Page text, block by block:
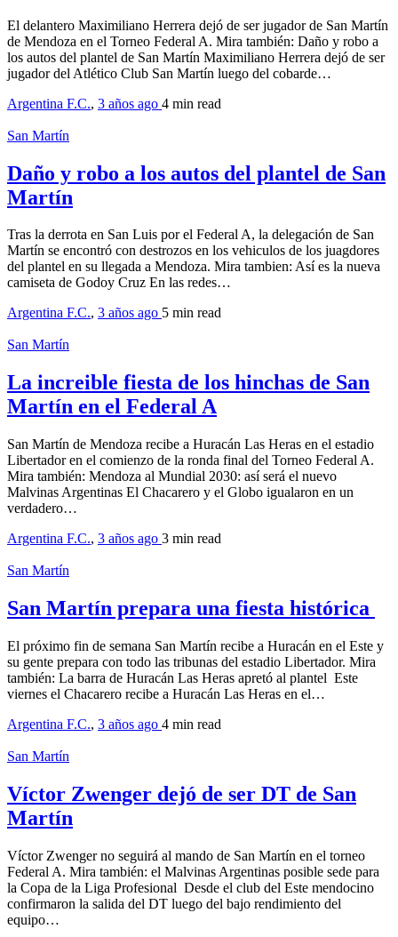
El delantero Maximiliano Herrera dejó de ser jugador de San Martín
de Mendoza en el Torneo Federal A. Mira también: Daño y robo a
los autos del plantel de San Martín Maximiliano Herrera dejó de ser
jugador del Atlético Club San Martín luego del cobarde…
Argentina F.C., 3 años ago 4 min read
San Martín
Daño y robo a los autos del plantel de San
Martín
Tras la derrota en San Luis por el Federal A, la delegación de San
Martín se encontró con destrozos en los vehiculos de los juagdores
del plantel en su llegada a Mendoza. Mira tambien: Así es la nueva
camiseta de Godoy Cruz En las redes…
Argentina F.C., 3 años ago 5 min read
San Martín
La increible fiesta de los hinchas de San
Martín en el Federal A
San Martín de Mendoza recibe a Huracán Las Heras en el estadio
Libertador en el comienzo de la ronda final del Torneo Federal A.
Mira también: Mendoza al Mundial 2030: así será el nuevo
Malvinas Argentinas El Chacarero y el Globo igualaron en un
verdadero…
Argentina F.C., 3 años ago 3 min read
San Martín
San Martín prepara una fiesta histórica
El próximo fin de semana San Martín recibe a Huracán en el Este y
su gente prepara con todo las tribunas del estadio Libertador. Mira
también: La barra de Huracán Las Heras apretó al plantel Este
viernes el Chacarero recibe a Huracán Las Heras en el…
Argentina F.C., 3 años ago 4 min read
San Martín
Víctor Zwenger dejó de ser DT de San
Martín
Víctor Zwenger no seguirá al mando de San Martín en el torneo
Federal A. Mira también: el Malvinas Argentinas posible sede para
la Copa de la Liga Profesional Desde el club del Este mendocino
confirmaron la salida del DT luego del bajo rendimiento del
equipo…